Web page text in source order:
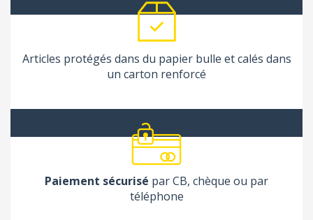
Articles protégés dans du papier bulle et calés dans
un carton renforcé
Paiement sécurisé par CB, chèque ou par
téléphone